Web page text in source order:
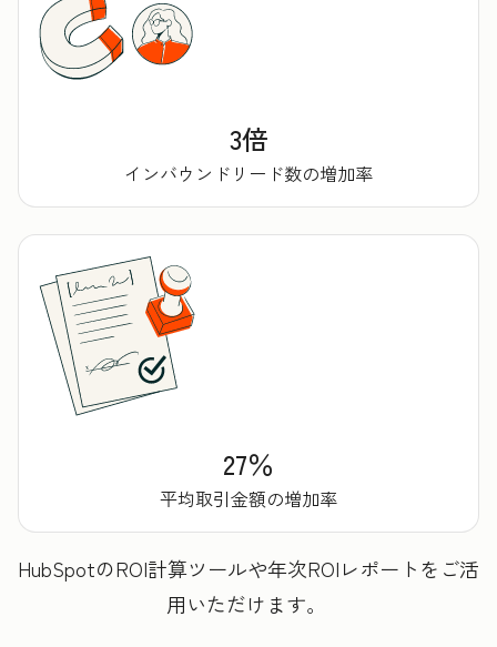
3倍
インバウンドリード数の増加率
27％
平均取引金額の増加率
HubSpotのROI計算ツールや年次ROIレポートをご活
用いただけます。